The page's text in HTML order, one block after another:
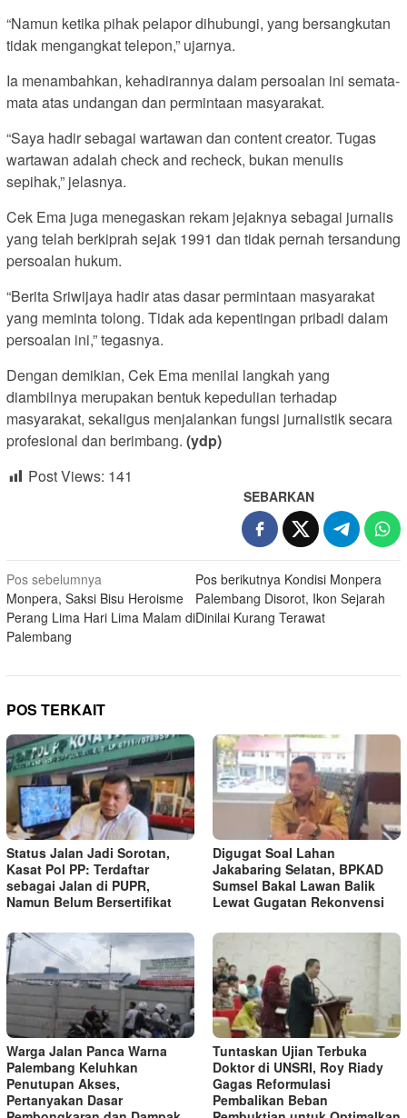
“Namun ketika pihak pelapor dihubungi, yang bersangkutan
tidak mengangkat telepon,” ujarnya.
Ia menambahkan, kehadirannya dalam persoalan ini semata-
mata atas undangan dan permintaan masyarakat.
“Saya hadir sebagai wartawan dan content creator. Tugas
wartawan adalah check and recheck, bukan menulis
sepihak,” jelasnya.
Cek Ema juga menegaskan rekam jejaknya sebagai jurnalis
yang telah berkiprah sejak 1991 dan tidak pernah tersandung
persoalan hukum.
“Berita Sriwijaya hadir atas dasar permintaan masyarakat
yang meminta tolong. Tidak ada kepentingan pribadi dalam
persoalan ini,” tegasnya.
Dengan demikian, Cek Ema menilai langkah yang
diambilnya merupakan bentuk kepedulian terhadap
masyarakat, sekaligus menjalankan fungsi jurnalistik secara
profesional dan berimbang. (ydp)
Post Views: 141
SEBARKAN
Navigasi
pos
Pos sebelumnya
Monpera, Saksi Bisu Heroisme
Perang Lima Hari Lima Malam di
Palembang
Pos berikutnya Kondisi Monpera
Palembang Disorot, Ikon Sejarah
Dinilai Kurang Terawat
POS TERKAIT
Status Jalan Jadi Sorotan,
Kasat Pol PP: Terdaftar
sebagai Jalan di PUPR,
Namun Belum Bersertifikat
Digugat Soal Lahan
Jakabaring Selatan, BPKAD
Sumsel Bakal Lawan Balik
Lewat Gugatan Rekonvensi
Warga Jalan Panca Warna
Palembang Keluhkan
Penutupan Akses,
Pertanyakan Dasar
Tuntaskan Ujian Terbuka
Doktor di UNSRI, Roy Riady
Gagas Reformulasi
Pembalikan Beban